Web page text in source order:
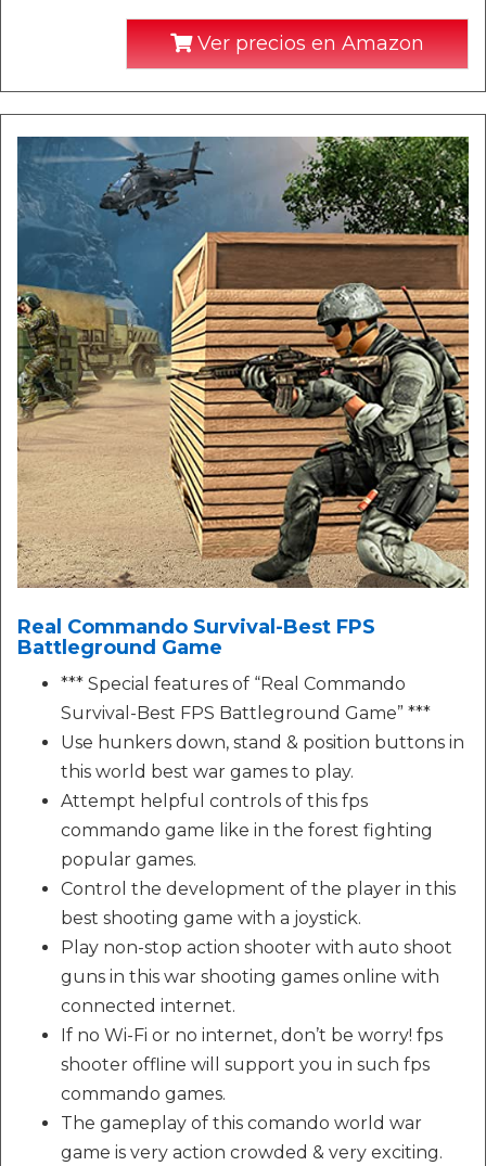
Ver precios en Amazon
Real Commando Survival-Best FPS
Battleground Game
*** Special features of “Real Commando
Survival-Best FPS Battleground Game” ***
Use hunkers down, stand & position buttons in
this world best war games to play.
Attempt helpful controls of this fps
commando game like in the forest fighting
popular games.
Control the development of the player in this
best shooting game with a joystick.
Play non-stop action shooter with auto shoot
guns in this war shooting games online with
connected internet.
If no Wi-Fi or no internet, don’t be worry! fps
shooter offline will support you in such fps
commando games.
The gameplay of this comando world war
game is very action crowded & very exciting.